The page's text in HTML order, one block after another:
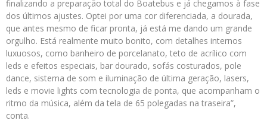
finalizando a preparação total do Boatebus e já chegamos à fase
dos últimos ajustes. Optei por uma cor diferenciada, a dourada,
que antes mesmo de ficar pronta, já está me dando um grande
orgulho. Está realmente muito bonito, com detalhes internos
luxuosos, como banheiro de porcelanato, teto de acrílico com
leds e efeitos especiais, bar dourado, sofás costurados, pole
dance, sistema de som e iluminação de última geração, lasers,
leds e movie lights com tecnologia de ponta, que acompanham o
ritmo da música, além da tela de 65 polegadas na traseira”,
conta.